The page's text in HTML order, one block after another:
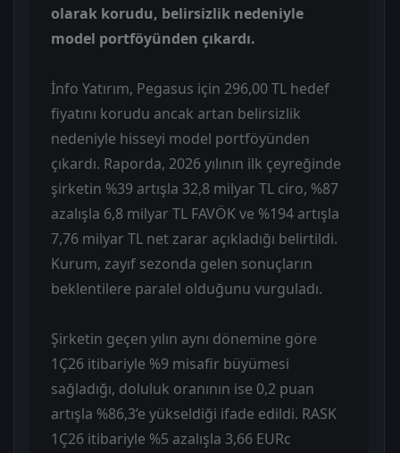
olarak korudu, belirsizlik nedeniyle
model portföyünden çıkardı.
İnfo Yatırım, Pegasus için 296,00 TL hedef
fiyatını korudu ancak artan belirsizlik
nedeniyle hisseyi model portföyünden
çıkardı. Raporda, 2026 yılının ilk çeyreğinde
şirketin %39 artışla 32,8 milyar TL ciro, %87
azalışla 6,8 milyar TL FAVÖK ve %194 artışla
7,76 milyar TL net zarar açıkladığı belirtildi.
Kurum, zayıf sezonda gelen sonuçların
beklentilere paralel olduğunu vurguladı.
Şirketin geçen yılın aynı dönemine göre
1Ç26 itibariyle %9 misafir büyümesi
sağladığı, doluluk oranının ise 0,2 puan
artışla %86,3’e yükseldiği ifade edildi. RASK
1Ç26 itibariyle %5 azalışla 3,66 EURc